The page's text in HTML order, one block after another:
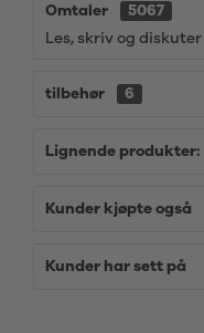
Omtaler
5067
Les, skriv og
tilbehør 6
Lignende produkter:
Kunder kjøpte også
Kunder har sett på